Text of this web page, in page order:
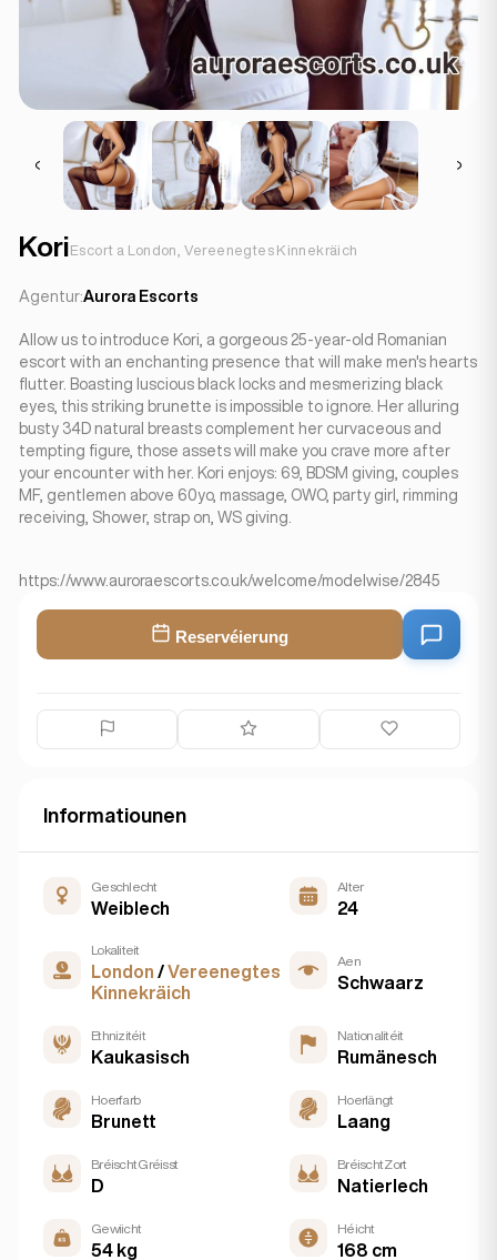
KoriEscort a London, Vereenegtes Kinnekräich
Agentur:Aurora Escorts
Allow us to introduce Kori, a gorgeous 25-year-old Romanian
escort with an enchanting presence that will make men's hearts
flutter. Boasting luscious black locks and mesmerizing black
eyes, this striking brunette is impossible to ignore. Her alluring
busty 34D natural breasts complement her curvaceous and
tempting figure, those assets will make you crave more after
your encounter with her. Kori enjoys: 69, BDSM giving, couples
MF, gentlemen above 60yo, massage, OWO, party girl, rimming
receiving, Shower, strap on, WS giving.
https://www.auroraescorts.co.uk/welcome/modelwise/2845
Reservéierung
Informatiounen
Geschlecht
Weiblech
Alter
24
Lokaliteit
London /Vereenegtes
Kinnekräich
Aen
Schwaarz
Ethnizitéit
Kaukasisch
Nationalitéit
Rumänesch
Hoerfarb
Brunett
Hoerlängt
Laang
Bréischt Gréisst
D
Bréischt Zort
Natierlech
Gewiicht
54 kg
Héicht
168 cm